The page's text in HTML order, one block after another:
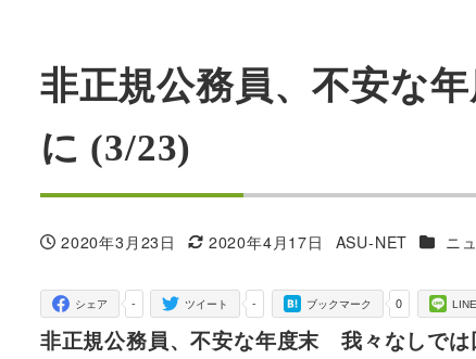
非正規公務員、不安な
に (3/23)
投稿日
2020年3月23日
更新日
2020年4月17日
著
ASU-NET カテゴ
ニ
-
シェア -
ツイート 0
ブックマーク LINE
非正規公務員、不安な年度末 我々なしでは